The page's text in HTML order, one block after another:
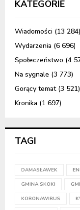
KATEGORIE
Wiadomości (13 284)
Wydarzenia (6 696)
Społeczeństwo (4
Na sygnale (3 773)
Gorący temat(3 521)
Kronika (1 697)
TAGI
DAMASŁAWEK
GMINA SKOKI
KORONAWIRUS